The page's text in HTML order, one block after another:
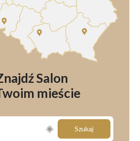
Salon
mieście
Szukaj